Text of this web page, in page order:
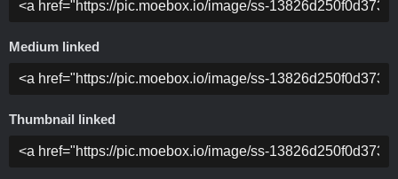
Medium linked
Thumbnail linked